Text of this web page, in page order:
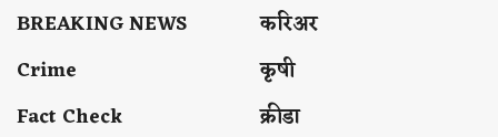
BREAKING NEWS
Crime
Fact Check
करिअर
कृषी
क्रीडा